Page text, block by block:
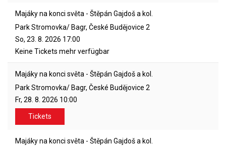
Majáky na konci světa - Štěpán Gajdoš a kol.
Park Stromovka/ Bagr, České Budějovice 2
So, 23. 8. 2026 17:00
Keine Tickets mehr verfügbar
Majáky na konci světa - Štěpán Gajdoš a kol.
Park Stromovka/ Bagr, České Budějovice 2
Fr, 28. 8. 2026 10:00
Tickets
Majáky na konci světa - Štěpán Gajdoš a kol.